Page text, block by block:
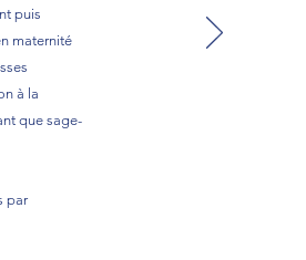
puis
maternité
à la
que sage-
par